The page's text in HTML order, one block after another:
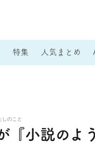
特集 人気まとめ
しのこと
『小説のよ